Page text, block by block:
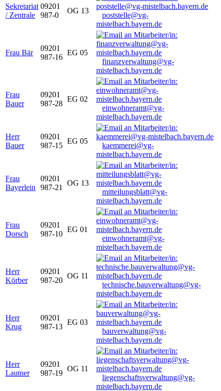
Sekretariat
/ Zentrale
09201
987-0
OG 13
poststelle@vg-
mistelbach.bayern.de
Frau Bär
09201
987-16
EG 05
finanzverwaltung@vg-
mistelbach.bayern.de
Frau
Bauer
09201
987-28
EG 02
einwohneramt@vg-
mistelbach.bayern.de
Herr
Bauer
09201
987-15
EG 05
kaemmerei@vg-
mistelbach.bayern.de
Frau
Bayerlein
09201
987-21
OG 13
mitteilungsblatt@vg-
mistelbach.bayern.de
Frau
Dorsch
09201
987-10
EG 01
einwohneramt@vg-
mistelbach.bayern.de
Herr
Körber
09201
987-20
OG 11
technische.bauverwaltung@vg-
mistelbach.bayern.de
Herr
Krug
09201
987-13
EG 03
bauverwaltung@vg-
mistelbach.bayern.de
Herr
Lautner
09201
987-19
OG 11
liegenschaftsverwaltung@vg-
mistelbach.bayern.de